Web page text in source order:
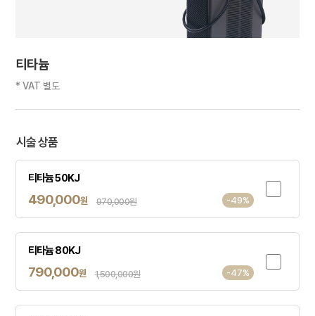
티타늄
* VAT 별도
시술 상품
티타늄 50KJ
490,000원 970,000원 -49%
티타늄 80KJ
790,000원 1,500,000원 -47%